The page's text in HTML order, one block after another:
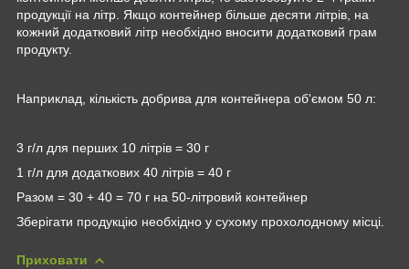
продукції на літр. Якщо контейнер більше десяти літрів, на
кожний додатковий літр необхідно вносити додатковий грам
продукту.
Наприклад, кількість добрива для контейнера об'ємом 50 л:
3 г/л для перших 10 літрів = 30 г
1 г/л для додаткових 40 літрів = 40 г
Разом = 30 + 40 = 70 г на 50-літровий контейнер
Зберігати продукцію необхідно у сухому прохолодному місці.
Приховати